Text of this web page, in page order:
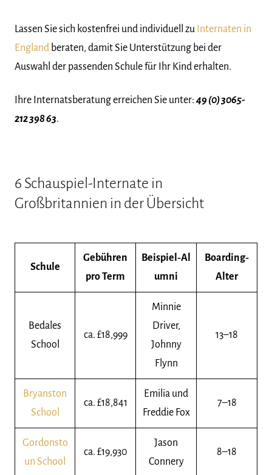
Lassen Sie sich kostenfrei und individuell zu Internaten in
England beraten, damit Sie Unterstützung bei der
Auswahl der passenden Schule für Ihr Kind erhalten.
Ihre Internatsberatung erreichen Sie unter: 49 (0) 3065-
212 398 63.
6 Schauspiel-Internate in
Großbritannien in der Übersicht
Schule
Gebühren
pro Term
Beispiel‑Al
umni
Boarding‑
Alter
Bedales
School
ca. £18,999
Minnie
Driver,
Johnny
Flynn
13–18
Bryanston
School
ca. £18,841
Emilia und
Freddie Fox
7–18
Gordonsto
un School
ca. £19,930
Jason
Connery
8–18